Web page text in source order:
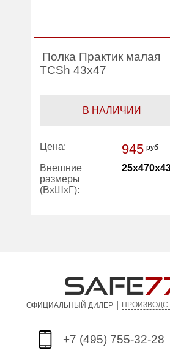
Полка Практик малая
TCSh 43х47
В НАЛИЧИИ
Цена: 945 руб
Внешние
размеры
(ВхШхГ):
ОФИЦИАЛЬНЫЙ ДИЛЕР |
+7 (495) 755-32-28